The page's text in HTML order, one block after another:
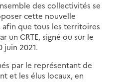
des collectivités se
cette nouvelle
que tous les territoires
un CRTE, signé ou sur le
2021.
par le représentant de
et les élus locaux, en